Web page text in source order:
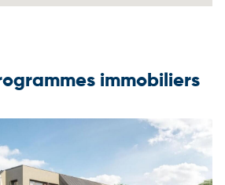
immobiliers